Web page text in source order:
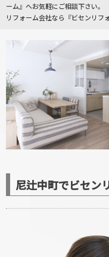
ーム』へお気軽にご相談下さい。
リフォーム会社なら『ビセンリフ
尼辻中町でビセン